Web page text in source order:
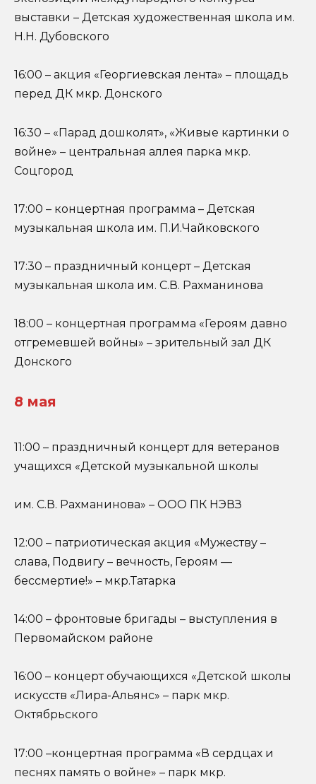
выставки – Детская художественная школа им.
Н.Н. Дубовского
16:00 – акция «Георгиевская лента» – площадь
перед ДК мкр. Донского
16:30 – «Парад дошколят», «Живые картинки о
войне» – центральная аллея парка мкр.
Соцгород
17:00 – концертная программа – Детская
музыкальная школа им. П.И.Чайковского
17:30 – праздничный концерт – Детская
музыкальная школа им. С.В. Рахманинова
18:00 – концертная программа «Героям давно
отгремевшей войны» – зрительный зал ДК
Донского
8 мая
11:00 – праздничный концерт для ветеранов
учащихся «Детской музыкальной школы
им. С.В. Рахманинова» – ООО ПК НЭВЗ
12:00 – патриотическая акция «Мужеству –
слава, Подвигу – вечность, Героям —
бессмертие!» – мкр.Татарка
14:00 – фронтовые бригады – выступления в
Первомайском районе
16:00 – концерт обучающихся «Детской школы
искусств «Лира-Альянс» – парк мкр.
Октябрьского
17:00 –концертная программа «В сердцах и
песнях память о войне» – парк мкр.